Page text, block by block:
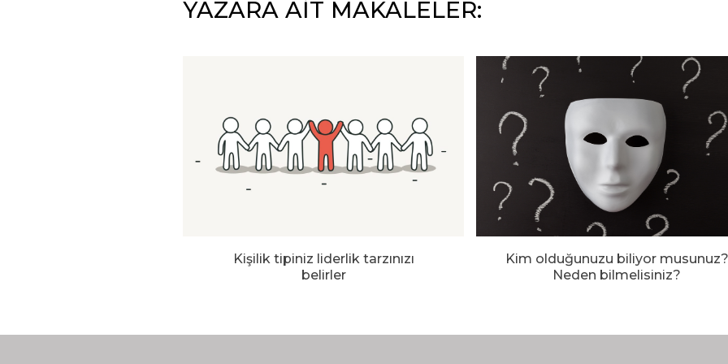
YAZARA AİT MAKALELER:
Kişilik tipiniz liderlik tarzınızı
belirler
Kim olduğunuzu biliyor musunuz?
Neden bilmelisiniz?